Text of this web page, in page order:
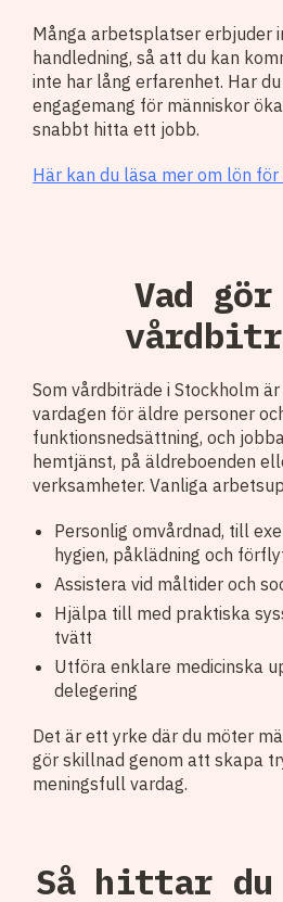
Många arbetsplatser erbjuder
handledning, så att du kan
inte har lång erfarenhet. Har
engagemang för människor
snabbt hitta ett jobb.
Här kan du läsa mer om lön
Vad
Som vårdbiträde i Stockholm
vardagen för äldre personer
funktionsnedsättning, och
hemtjänst, på äldreboenden
verksamheter. Vanliga
Personlig omvårdnad, till
hygien, påklädning och
Assistera vid måltider och
Hjälpa till med praktiska
tvätt
Utföra enklare medicinska
delegering
Det är ett yrke där du möter
gör skillnad genom att skapa
meningsfull vardag.
Så hittar du